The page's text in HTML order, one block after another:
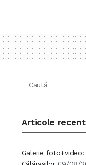
Articole
Galerie foto+video: